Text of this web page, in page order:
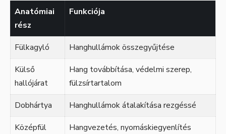
Anatómiai
rész
Funkciója
Fülkagyló
Hanghullámok összegyűjtése
Külső
hallójárat
Hang továbbítása, védelmi szerep,
fülzsírtartalom
Dobhártya
Hanghullámok átalakítása rezgéssé
Középfül
Hangvezetés, nyomáskiegyenlítés